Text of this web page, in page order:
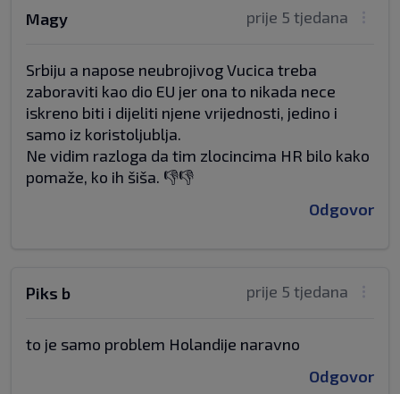
prije 5 tjedana
Magy
Srbiju a napose neubrojivog Vucica treba
zaboraviti kao dio EU jer ona to nikada nece
iskreno biti i dijeliti njene vrijednosti, jedino i
samo iz koristoljublja.
Ne vidim razloga da tim zlocincima HR bilo kako
pomaže, ko ih šiša. 👎👎
Odgovor
prije 5 tjedana
Piks b
to je samo problem Holandije naravno
Odgovor